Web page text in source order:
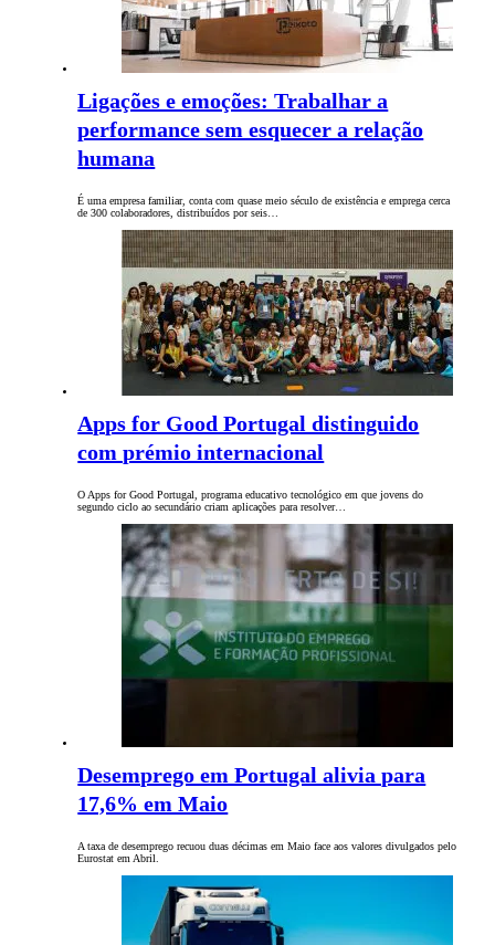
Ligações e emoções: Trabalhar a
performance sem esquecer a relação
humana
É uma empresa familiar, conta com quase meio século de existência e emprega cerca
de 300 colaboradores, distribuídos por seis…
Apps for Good Portugal distinguido
com prémio internacional
O Apps for Good Portugal, programa educativo tecnológico em que jovens do
segundo ciclo ao secundário criam aplicações para resolver…
Desemprego em Portugal alivia para
17,6% em Maio
A taxa de desemprego recuou duas décimas em Maio face aos valores divulgados pelo
Eurostat em Abril.